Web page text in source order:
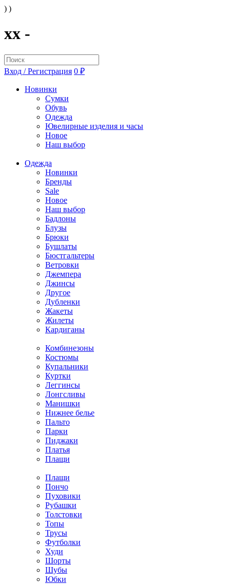
) )
xx -
Вход / Регистрация 0 ₽
Новинки
Сумки
Обувь
Одежда
Ювелирные изделия и часы
Новое
Наш выбор
Одежда
Новинки
Бренды
Sale
Новое
Наш выбор
Бадлоны
Блузы
Брюки
Бушлаты
Бюстгальтеры
Ветровки
Джемпера
Джинсы
Другое
Дубленки
Жакеты
Жилеты
Кардиганы
Комбинезоны
Костюмы
Купальники
Куртки
Леггинсы
Лонгсливы
Манишки
Нижнее белье
Пальто
Парки
Пиджаки
Платья
Плащи
Плащи
Пончо
Пуховики
Рубашки
Толстовки
Топы
Трусы
Футболки
Худи
Шорты
Шубы
Юбки